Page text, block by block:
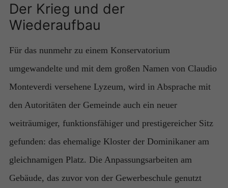
Der Krieg und der
Wiederaufbau
Für das nunmehr zu einem Konservatorium
umgewandelte und mit dem großen Namen von Claudio
Monteverdi versehene Lyzeum, wird in Absprache mit
den Autoritäten der Gemeinde auch ein neuer
weiträumiger, funktionsfähiger und prestigereicher Sitz
gefunden: das ehemalige Kloster der Dominikaner am
gleichnamigen Platz. Die Anpassungsarbeiten am
Gebäude, das zuvor von der Gewerbeschule genutzt